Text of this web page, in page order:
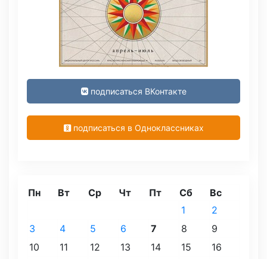
подписаться ВКонтакте
подписаться в Одноклассниках
Пн Вт Ср Чт Пт Сб Вс
1
2
3
4 5 6 7 8
9
10
11 12 13 14 15
16